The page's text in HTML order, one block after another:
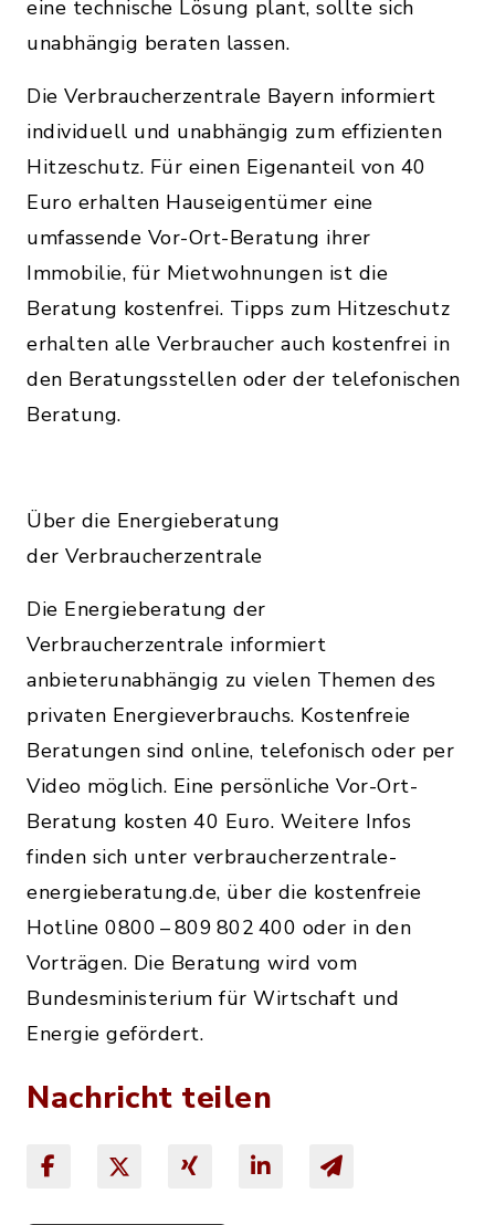
eine technische Lösung plant, sollte sich
unabhängig beraten lassen.
Die Verbraucherzentrale Bayern informiert
individuell und unabhängig zum effizienten
Hitzeschutz. Für einen Eigenanteil von 40
Euro erhalten Hauseigentümer eine
umfassende Vor-Ort-Beratung ihrer
Immobilie, für Mietwohnungen ist die
Beratung kostenfrei. Tipps zum Hitzeschutz
erhalten alle Verbraucher auch kostenfrei in
den Beratungsstellen oder der telefonischen
Beratung.
Über die Energieberatung
der Verbraucherzentrale
Die Energieberatung der
Verbraucherzentrale informiert
anbieterunabhängig zu vielen Themen des
privaten Energieverbrauchs. Kostenfreie
Beratungen sind online, telefonisch oder per
Video möglich. Eine persönliche Vor-Ort-
Beratung kosten 40 Euro. Weitere Infos
finden sich unter verbraucherzentrale-
energieberatung.de, über die kostenfreie
Hotline 0800 – 809 802 400 oder in den
Vorträgen. Die Beratung wird vom
Bundesministerium für Wirtschaft und
Energie gefördert.
Nachricht teilen